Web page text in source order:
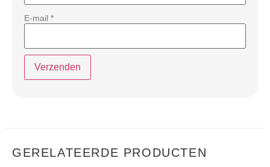
E-mail *
GERELATEERDE PRODUCTEN